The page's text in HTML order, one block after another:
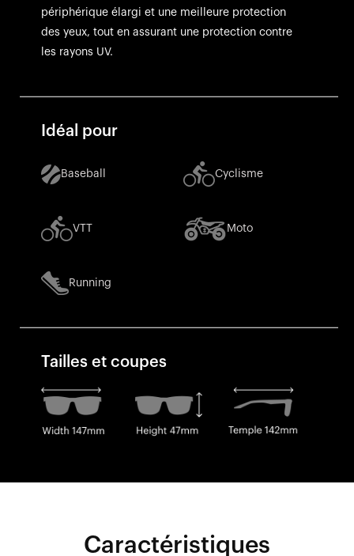
périphérique élargi et une meilleure protection
des yeux, tout en assurant une protection contre
les rayons UV.
Idéal pour
Baseball Cyclisme
VTT Moto
Running
Tailles et coupes
Caractéristiques